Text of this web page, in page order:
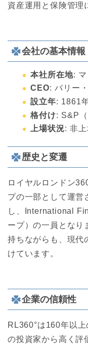
資産運用と保険管理
会社の基本情報
本社所在地:
CEO: バリー
設立年: 1861
格付け: S&P
上場状況: 非
歴史と変遷
ロイヤルロンドン
プの一部として運営
し、International
ープ）の一員となり
持ちながらも、現代
けています。
企業の信頼性
RL360°は160年以
の投資家から高く評